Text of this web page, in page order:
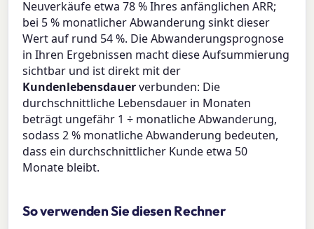
Neuverkäufe etwa 78 % Ihres anfänglichen ARR;
bei 5 % monatlicher Abwanderung sinkt dieser
Wert auf rund 54 %. Die Abwanderungsprognose
in Ihren Ergebnissen macht diese Aufsummierung
sichtbar und ist direkt mit der
Kundenlebensdauerverbunden: Die
durchschnittliche Lebensdauer in Monaten
beträgt ungefähr 1 ÷ monatliche Abwanderung,
sodass 2 % monatliche Abwanderung bedeuten,
dass ein durchschnittlicher Kunde etwa 50
Monate bleibt.
So verwenden Sie diesen Rechner